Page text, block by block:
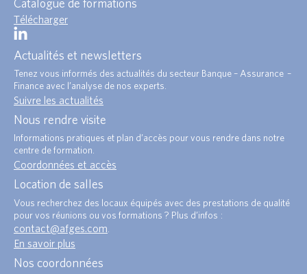
Catalogue de formations
Télécharger
Actualités et newsletters
Tenez vous informés des actualités du secteur Banque – Assurance –
Finance avec l’analyse de nos experts.
Suivre les actualités
Nous rendre visite
Informations pratiques et plan d’accès pour vous rendre dans notre
centre de formation.
Coordonnées et accès
Location de salles
Vous recherchez des locaux équipés avec des prestations de qualité
pour vos réunions ou vos formations ? Plus d’infos :
contact@afges.com
En savoir plus
Nos coordonnées